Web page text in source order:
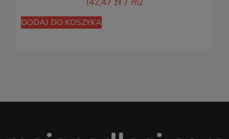
142,47 zł / m2
DODAJ DO KOSZYKA